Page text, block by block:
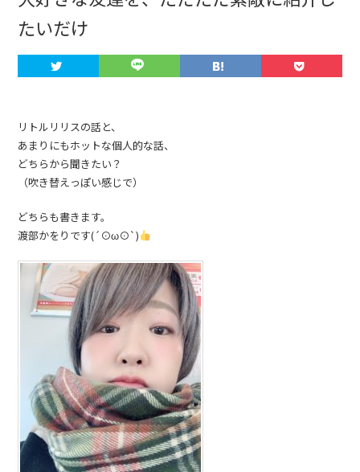
PROFILE
たいだけ
リトルリリスの話と、
あまりにもホットな個人的な話、
どちらから聞きたい？
（吹き替えっぽい感じで）
どちらも書きます。
渡部かをりです(´⊙ω⊙`)